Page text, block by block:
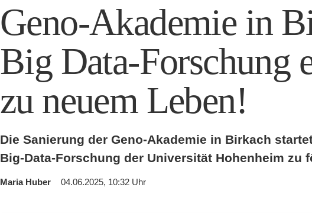
Geno-Akademie in
Big Data-Forschung
zu neuem Leben!
Die Sanierung der Geno-Akademie in Birkach
Big-Data-Forschung der Universität Hohenheim zu
Maria Huber 04.06.2025, 10:32 Uhr